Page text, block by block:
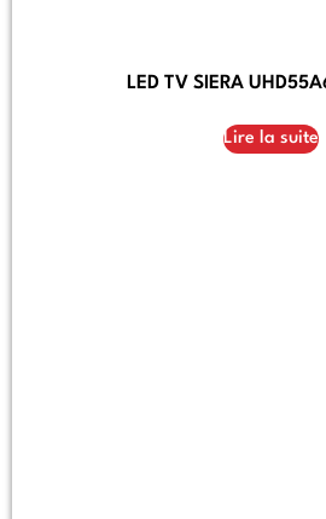
LED TV SIERA
Lire la suite